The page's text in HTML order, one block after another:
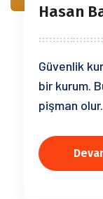
Hasan
Güvenlik
bir kurum.
pişman olur.